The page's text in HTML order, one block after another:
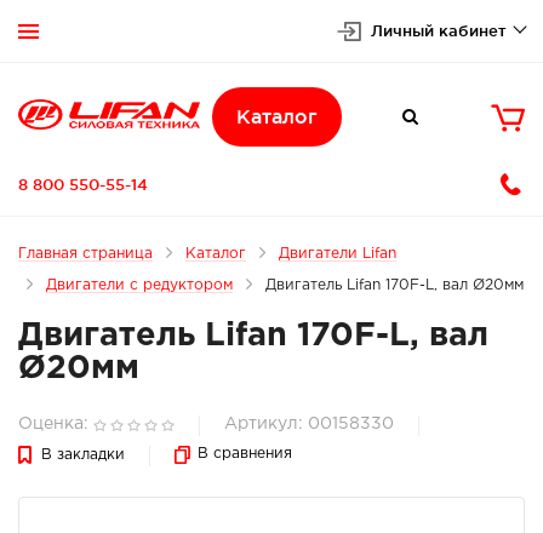
 Личный кабинет
Каталог  
8 800 550-55-14
Главная страница Каталог Двигатели Lifan
Двигатели с редуктором Двигатель Lifan 170F-L, вал Ø20мм
Двигатель Lifan 170F-L, вал
Ø20мм
Оценка: Артикул: 00158330
В закладки В сравнения